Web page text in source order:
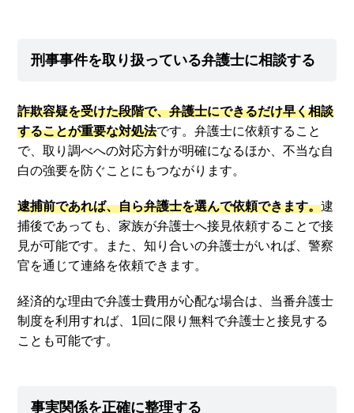
刑事事件を取り扱っている弁護士に相談する
詐欺容疑を受けた段階で、弁護士にできるだけ早く相談
することが重要な対処法です。弁護士に依頼すること
で、取り調べへの対応方針が明確になるほか、不当な自
白の強要を防ぐことにもつながります。
逮捕前であれば、自ら弁護士を選んで依頼できます。逮
捕後であっても、家族が弁護士へ接見依頼することで接
見が可能です。また、知り合いの弁護士がいれば、警察
官を通じて連絡を依頼できます。
経済的な理由で弁護士費用が心配な場合は、当番弁護士
制度を利用すれば、1回に限り無料で弁護士と接見する
ことも可能です。
事実関係を正確に整理する